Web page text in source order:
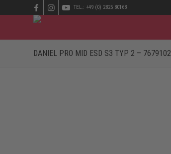
TEL.: +49 (0) 2825 80168
DANIEL PRO MID ESD S3 TYP 2 – 7679102